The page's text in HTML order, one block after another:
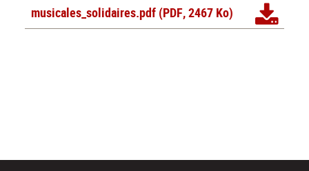
musicales_solidaires.pdf (PDF, 2467 Ko)